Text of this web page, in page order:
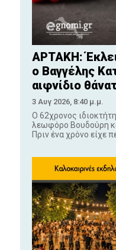
ΑΡΤΑΚΗ:
ο Βαγγέλης
αιφνίδιο
3 Αυγ 2026, 8:40 μ.μ.
Ο 62χρονος
λεωφόρο Βουδούρη
Πριν ένα χρόνο είχε